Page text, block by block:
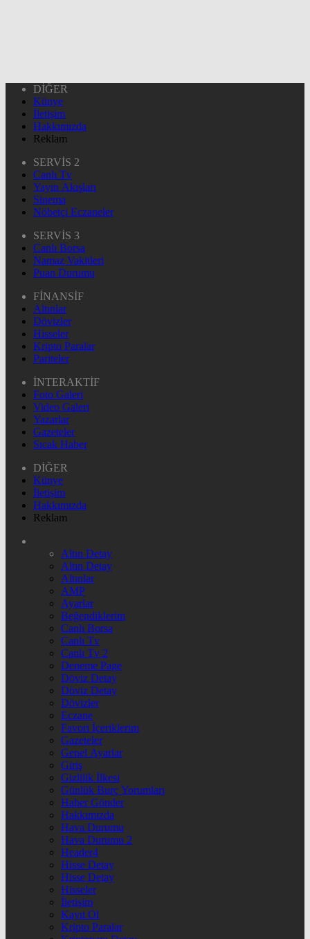
DİĞER
Künye
İletişim
Hakkımızda
Reklam
SERVİS 2
Canlı Tv
Yayın Akışları
Sinema
Nöbetçi Eczaneler
SERVİS 3
Canlı Borsa
Namaz Vakitleri
Puan Durumu
FİNANSİF
Altınlar
Dövizler
Hisseler
Kripto Paralar
Pariteler
İNTERAKTİF
Foto Galeri
Video Galeri
Yazarlar
Gazeteler
Sıcak Haber
DİĞER
Künye
İletişim
Hakkımızda
Reklam
Altın Detay
Altın Detay
Altınlar
AMP
Ayarlar
Beğendiklerim
Canlı Borsa
Canlı Tv
Canlı Tv 2
Deneme Page
Döviz Detay
Döviz Detay
Dövizler
Eczane
Favori İçeriklerim
Gazeteler
Genel Ayarlar
Giriş
Gizlilik İlkesi
Günlük Burç Yorumları
Haber Gönder
Hakkımızda
Hava Durumu
Hava Durumu 2
Header4
Hisse Detay
Hisse Detay
Hisseler
İletişim
Kayıt Ol
Kripto Paralar